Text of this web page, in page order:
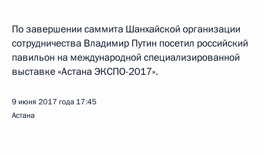
По завершении саммита Шанхайской организации
сотрудничества Владимир Путин посетил российский
павильон на международной специализированной
выставке «Астана ЭКСПО-2017».
9 июня 2017 года 17:45
Астана